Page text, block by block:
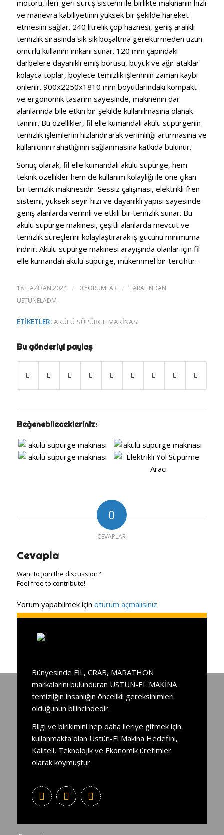
motoru, ileri-geri sürüş sistemi ile birlikte makinanın hızlı
ve manevra kabiliyetinin yüksek bir şekilde hareket
etmesini sağlar. 240 litrelik çöp haznesi, geniş aralıklı
temizlik sırasında sık sık boşaltma gerektirmeden uzun
ömürlü kullanım imkanı sunar. 120 mm çapındaki
darbelere dayanıklı emiş borusu, büyük ve ağır ataklar
kolayca toplar, böylece temizlik işleminin zaman kaybı
önlenir. 900x2250x1810 mm boyutlarındaki kompakt
ve ergonomik tasarım sayesinde, makinenin dar
alanlarında bile etkin bir şekilde kullanılmasına olanak
tanınır. Bu özellikler, fil elle kumandalı akülü süpürgenin
temizlik işlemlerini hızlandırarak verimliliği artırmasına ve
kullanıcının rahatlığının sağlanmasına katkıda bulunur.
Sonuç olarak, fil elle kumandalı akülü süpürge, hem
teknik özellikler hem de kullanım kolaylığı ile öne çıkan
bir temizlik makinesidir. Sessiz çalışması, elektrikli fren
sistemi, yüksek seyir hızı ve dayanıklı yapısı sayesinde
geniş alanlarda verimli ve etkili bir temizlik sunar. Bu
akülü süpürge makinesi, çeşitli alanlarda mevcut ve
temizlik süreçlerini kolaylaştırarak iş gücünü minimuma
indirir. Akülü süpürge makinesi arayışında olanlar için fil
elle kumandalı akülü süpürge, mükemmel bir tercihtir.
18 HAZIRAN 2024 / 0 YORUMLAR /
TARAFINDAN
USTUNELADM
ETIKETLER: AKÜLÜ SÜPÜRGE MAKINASI
Bu gönderiyi paylaş
Beğenebilecekleriniz:
0
CEVAPLAR
Cevapla
Want to join the discussion?
Feel free to contribute!
Yorum yapabilmek için oturum açmalısınız.
Bünyesinde FİL, CRAB, MARATHON
markalarını bulunduran ÜSTÜN-EL MAKİNA
temizliğin insanlığın öncelikli gereksinimleri
olduğunun bilincindedir.
Bilgi ve birikimini hep daha ileriye gitmek için
kullanmakta olan Üstün-El Makina Hedefini,
Kaliteli, Teknolojik ve Ekonomik üretimler
olarak koymuştur.